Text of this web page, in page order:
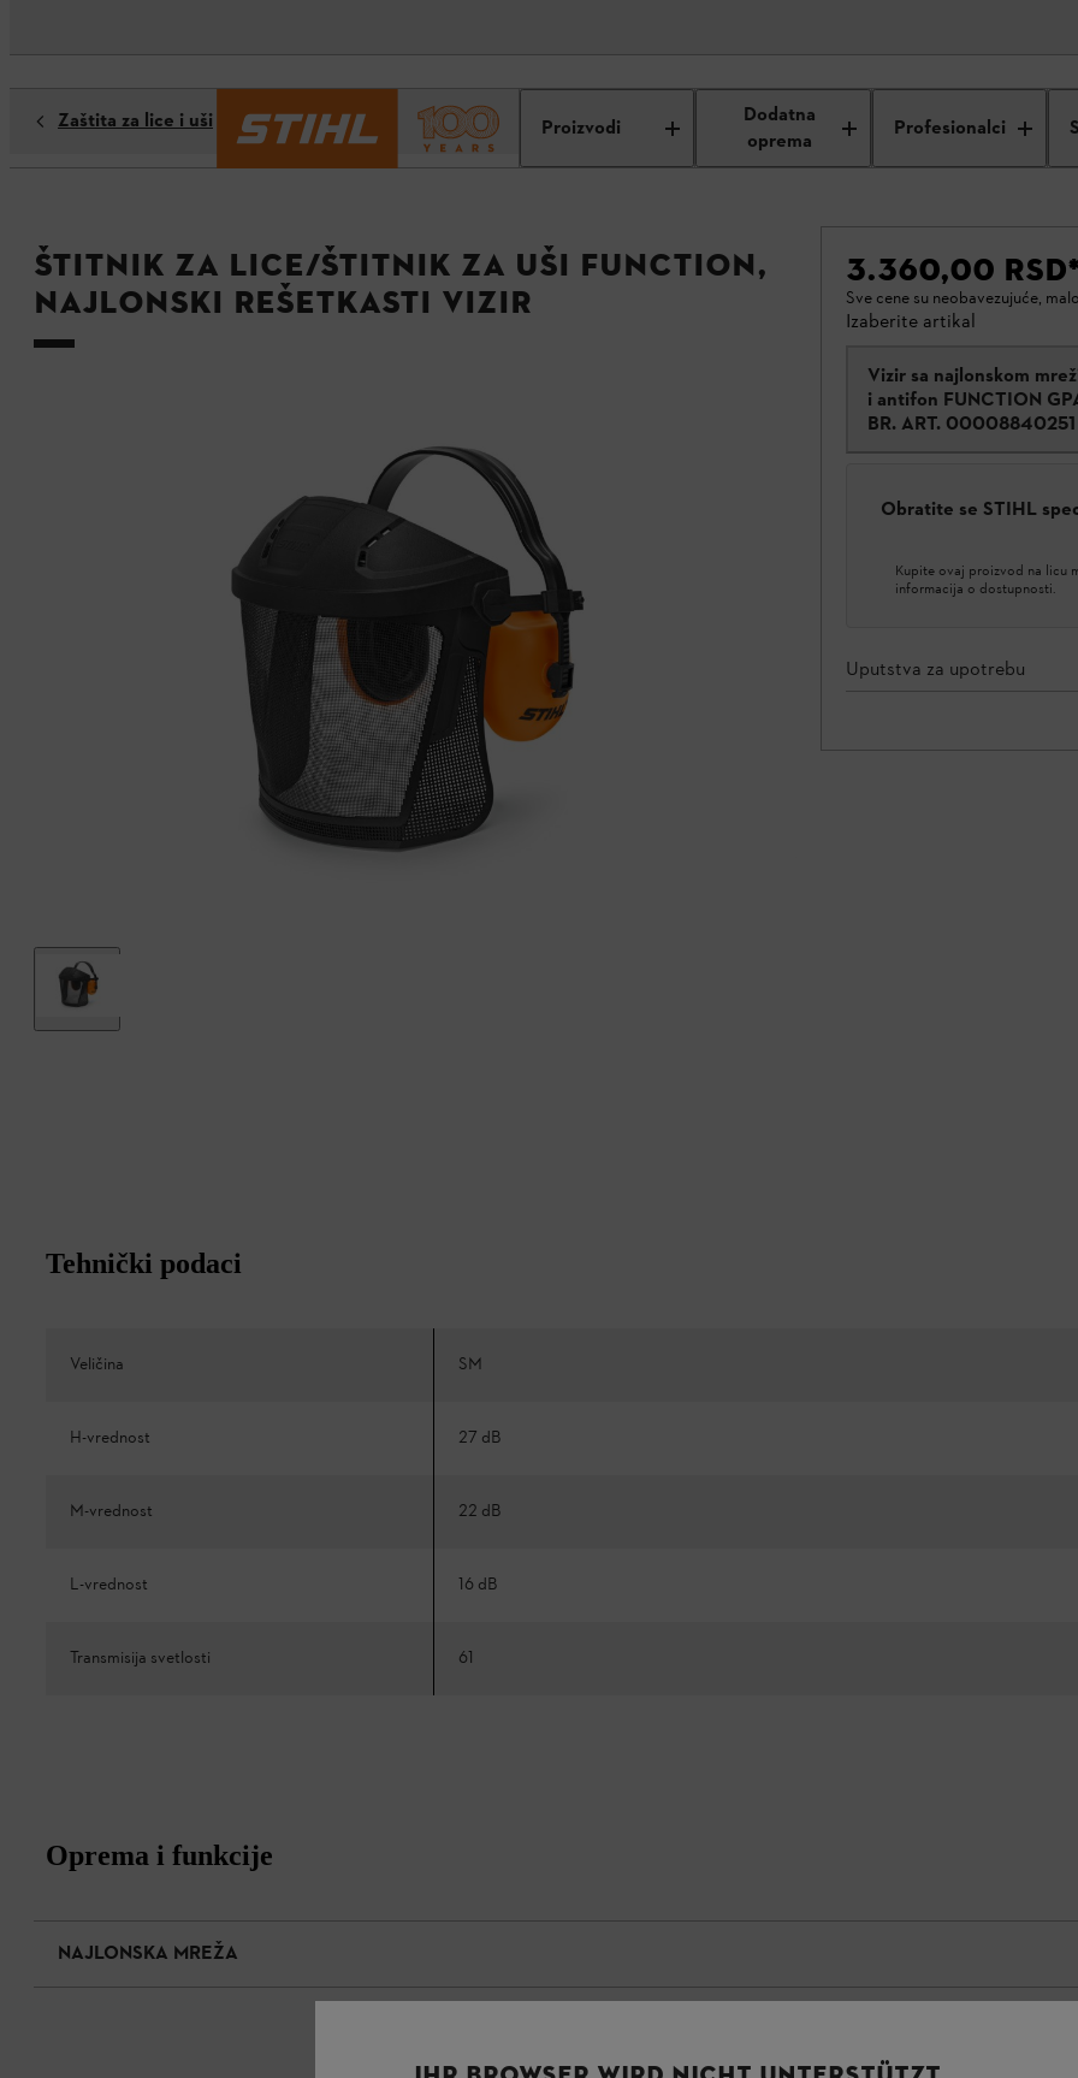
Proizvodi
Dodatna
oprema
Profesionalci
Zaštita za lice i uši
Štitnik za lice/štitnik za uši FUNCTION,
najlonski rešetkasti vizir
3.360,00 RSD*
Sve cene su neobavezujuće,
Izaberite artikal
Vizir sa najlonskom
i antifon FUNCTION
BR. ART. 00008840251
Obratite se STIHL
Kupite ovaj proizvod na licu
informacija o dostupnosti.
Uputstva za upotrebu
Tehnički podaci
Veličina SM
H-vrednost 27 dB
M-vrednost 22 dB
L-vrednost 16 dB
Transmisija svetlosti 61
Oprema i funkcije
NAJLONSKA MREŽA